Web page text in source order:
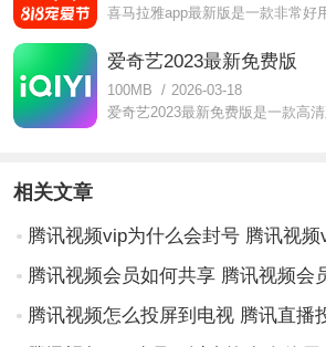
爱奇艺2023最新免费版
100MB / 2026-03-18
相关文章
腾讯视频会员如何共享 腾讯视频会
腾讯视频怎么投屏到电视 腾讯直播